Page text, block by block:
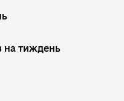
на тиждень